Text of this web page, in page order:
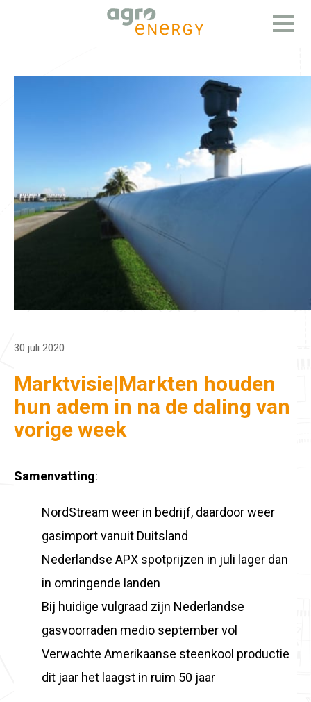
Open
Marktvisie|Markten houden
hun adem in na de daling van
vorige week
30 juli 2020
Samenvatting:
NordStream weer in bedrijf, daardoor weer
gasimport vanuit Duitsland
Nederlandse APX spotprijzen in juli lager dan
in omringende landen
Bij huidige vulgraad zijn Nederlandse
gasvoorraden medio september vol
Verwachte Amerikaanse steenkool productie
dit jaar het laagst in ruim 50 jaar